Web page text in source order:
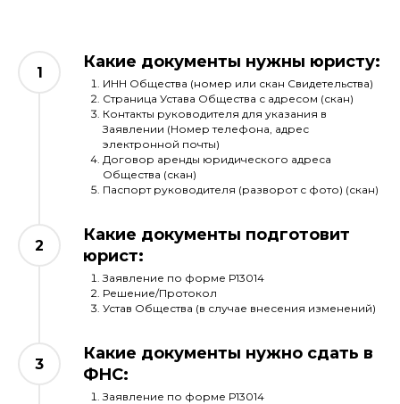
Какие документы нужны юристу:
ИНН Общества (номер или скан Свидетельства)
Страница Устава Общества с адресом (скан)
Контакты руководителя для указания в
Заявлении (Номер телефона, адрес
электронной почты)
Договор аренды юридического адреса
Общества (скан)
Паспорт руководителя (разворот с фото) (скан)
Какие документы подготовит
юрист:
Заявление по форме Р13014
Решение/Протокол
Устав Общества (в случае внесения изменений)
Какие документы нужно сдать в
ФНС:
Заявление по форме Р13014